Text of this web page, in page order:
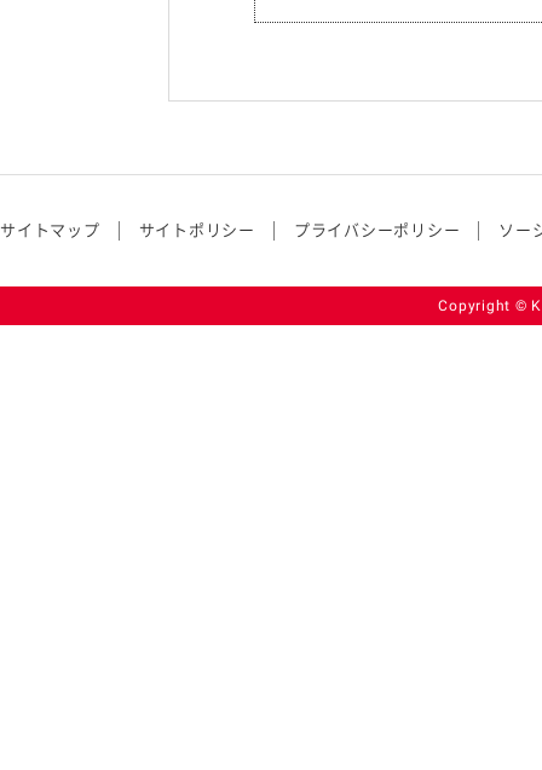
サイトマップ サイトポリシー プライバシーポリシー ソー
Copyright ©